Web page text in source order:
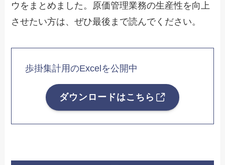
ウをまとめました。原価管理業務の生産性を向上
させたい方は、ぜひ最後まで読んでください。
歩掛集計用のExcelを公開中
ダウンロードはこちら